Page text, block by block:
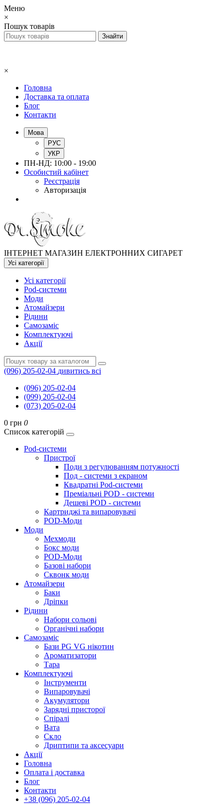
Меню
×
Пошук товарів
×
Головна
Доставка та оплата
Блог
Контакти
Мова
РУС
УКР
ПН-НД: 10:00 - 19:00
Особистий кабінет
Реєстрація
Авторизація
ІНТЕРНЕТ МАГАЗИН ЕЛЕКТРОННИХ СИГАРЕТ
Усі категорії
Усі категорії
Pod-системи
Моди
Атомайзери
Рідини
Самозаміс
Комплектуючі
Акції
(096) 205-02-04 дивитись всі
(096) 205-02-04
(099) 205-02-04
(073) 205-02-04
0 грн 0
Список категорій
Pod-системи
Пристрої
Поди з регулюванням потужності
Под - системи з екраном
Квадратні Pod-системи
Преміальні POD - системи
Дешеві POD - системи
Картриджі та випаровувачі
POD-Моди
Моди
Мехмоди
Бокс моди
POD-Моди
Базові набори
Сквонк моди
Атомайзери
Баки
Дріпки
Рідини
Набори сольові
Органічні набори
Самозаміс
Бази PG VG нікотин
Ароматизатори
Тара
Комплектуючі
Інструменти
Випаровувачі
Акумулятори
Зарядні присторої
Спіралі
Вата
Скло
Дриптипи та аксесуари
Акції
Головна
Оплата і доставка
Блог
Контакти
+38 (096) 205-02-04